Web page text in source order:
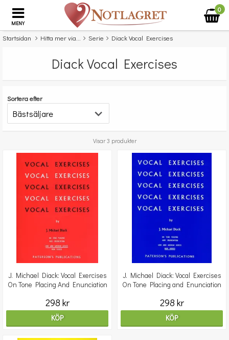
MENY
0
Startsidan Hitta mer via... Serie Diack Vocal Exercises
Diack Vocal Exercises
Sortera efter
Visar 3 produkter
J. Michael Diack: Vocal Exercises
On Tone Placing And Enunciation
298 kr
KÖP
J. Michael Diack: Vocal Exercises
On Tone Placing and Enunciation
298 kr
KÖP